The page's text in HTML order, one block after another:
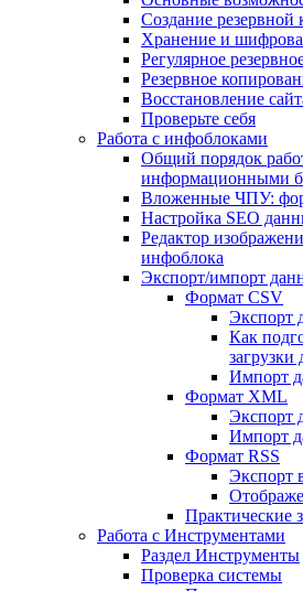
Создание резервной
Хранение и
Регулярное
Резервное
Восстановление
Проверьте себя
Работа с инфоблоками
Общий порядок
информационными
Вложенные ЧПУ:
Настройка SEO
Редактор
инфоблока
Экспорт/импорт
Формат CSV
Экспорт
Как
Импорт
Формат XML
Экспорт
Импорт
Формат RSS
Экспорт
Практические
Работа с Инструментами
Раздел Инструменты
Проверка системы